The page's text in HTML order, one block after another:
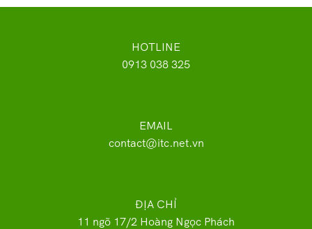
HOTLINE
0913 038 325
EMAIL
contact@itc.net.vn
ĐỊA CHỈ
11 ngõ 17/2 Hoàng Ngọc Phách